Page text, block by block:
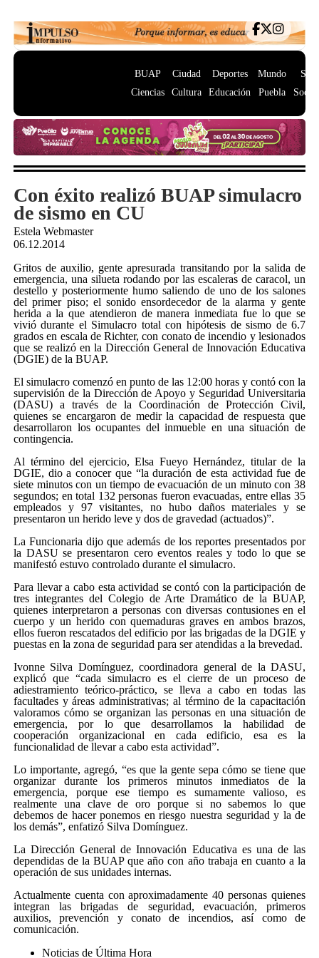
BUAP
Ciencias
Ciudad
Cultura
Deportes
Educación
Mundo
Puebla
Con éxito realizó BUAP simulacro
de sismo en CU
Estela Webmaster
06.12.2014
Gritos de auxilio, gente apresurada transitando por la salida de
emergencia, una silueta rodando por las escaleras de caracol, un
destello y posteriormente humo saliendo de uno de los salones
del primer piso; el sonido ensordecedor de la alarma y gente
herida a la que atendieron de manera inmediata fue lo que se
vivió durante el Simulacro total con hipótesis de sismo de 6.7
grados en escala de Richter, con conato de incendio y lesionados
que se realizó en la Dirección General de Innovación Educativa
(DGIE) de la BUAP.
El simulacro comenzó en punto de las 12:00 horas y contó con la
supervisión de la Dirección de Apoyo y Seguridad Universitaria
(DASU) a través de la Coordinación de Protección Civil,
quienes se encargaron de medir la capacidad de respuesta que
desarrollaron los ocupantes del inmueble en una situación de
contingencia.
Al término del ejercicio, Elsa Fueyo Hernández, titular de la
DGIE, dio a conocer que “la duración de esta actividad fue de
siete minutos con un tiempo de evacuación de un minuto con 38
segundos; en total 132 personas fueron evacuadas, entre ellas 35
empleados y 97 visitantes, no hubo daños materiales y se
presentaron un herido leve y dos de gravedad (actuados)”.
La Funcionaria dijo que además de los reportes presentados por
la DASU se presentaron cero eventos reales y todo lo que se
manifestó estuvo controlado durante el simulacro.
Para llevar a cabo esta actividad se contó con la participación de
tres integrantes del Colegio de Arte Dramático de la BUAP,
quienes interpretaron a personas con diversas contusiones en el
cuerpo y un herido con quemaduras graves en ambos brazos,
ellos fueron rescatados del edificio por las brigadas de la DGIE y
puestas en la zona de seguridad para ser atendidas a la brevedad.
Ivonne Silva Domínguez, coordinadora general de la DASU,
explicó que “cada simulacro es el cierre de un proceso de
adiestramiento teórico-práctico, se lleva a cabo en todas las
facultades y áreas administrativas; al término de la capacitación
valoramos cómo se organizan las personas en una situación de
emergencia, por lo que desarrollamos la habilidad de
cooperación organizacional en cada edificio, esa es la
funcionalidad de llevar a cabo esta actividad”.
Lo importante, agregó, “es que la gente sepa cómo se tiene que
organizar durante los primeros minutos inmediatos de la
emergencia, porque ese tiempo es sumamente valioso, es
realmente una clave de oro porque si no sabemos lo que
debemos de hacer ponemos en riesgo nuestra seguridad y la de
los demás”, enfatizó Silva Domínguez.
La Dirección General de Innovación Educativa es una de las
dependidas de la BUAP que año con año trabaja en cuanto a la
operación de sus unidades internas.
Actualmente cuenta con aproximadamente 40 personas quienes
integran las brigadas de seguridad, evacuación, primeros
auxilios, prevención y conato de incendios, así como de
comunicación.
Noticias de Última Hora